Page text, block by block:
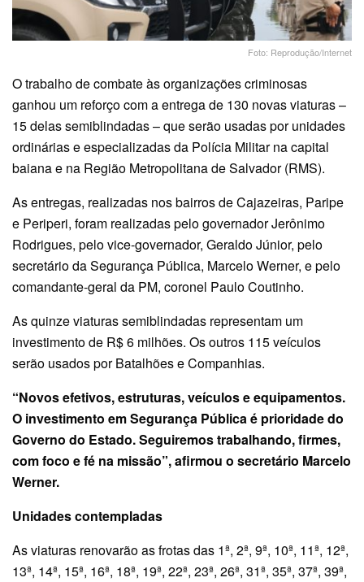
Foto: Reprodução/Internet
O trabalho de combate às organizações criminosas
ganhou um reforço com a entrega de 130 novas viaturas –
15 delas semiblindadas – que serão usadas por unidades
ordinárias e especializadas da Polícia Militar na capital
baiana e na Região Metropolitana de Salvador (RMS).
As entregas, realizadas nos bairros de Cajazeiras, Paripe
e Periperi, foram realizadas pelo governador Jerônimo
Rodrigues, pelo vice-governador, Geraldo Júnior, pelo
secretário da Segurança Pública, Marcelo Werner, e pelo
comandante-geral da PM, coronel Paulo Coutinho.
As quinze viaturas semiblindadas representam um
investimento de R$ 6 milhões. Os outros 115 veículos
serão usados por Batalhões e Companhias.
“Novos efetivos, estruturas, veículos e equipamentos.
O investimento em Segurança Pública é prioridade do
Governo do Estado. Seguiremos trabalhando, firmes,
com foco e fé na missão”, afirmou o secretário Marcelo
Werner.
Unidades contempladas
As viaturas renovarão as frotas das 1ª, 2ª, 9ª, 10ª, 11ª, 12ª,
13ª, 14ª, 15ª, 16ª, 18ª, 19ª, 22ª, 23ª, 26ª, 31ª, 35ª, 37ª, 39ª,